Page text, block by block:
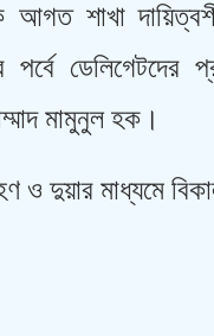
আগত শাখা
ডেলিগেটদের
মামুনুল হক।
ও দুয়ার মাধ্যমে